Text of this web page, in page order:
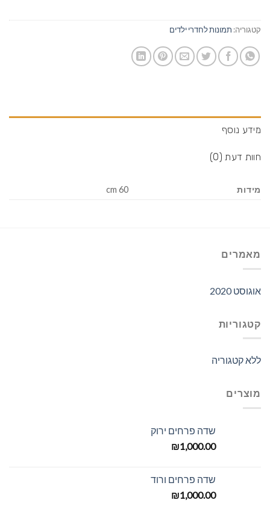
קטגוריה: תמונות לחדרי ילדים
מידע נוסף
חוות דעת (0)
מידות 60 cm
מאמרים
אוגוסט 2020
קטגוריות
ללא קטגוריה
מוצרים
שדה פרחים ירוק
₪1,000.00
שדה פרחים ורוד
₪1,000.00